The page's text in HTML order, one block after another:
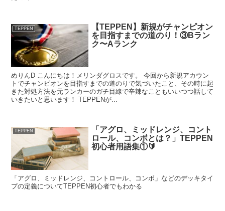
TEPPEN
【TEPPEN】新規がチャンピオン
を目指すまでの道のり！③Bラン
ク〜Aランク
めりんD こんにちは！メリンダグロスです。 今回から新規アカウン
トでチャンピオンを目指すまでの道のりで気づいたこと、その時に起
きた対処方法を元ランカーのガチ目線で辛辣なこともいいつつ話して
いきたいと思います！ TEPPENが...
TEPPEN
「アグロ、ミッドレンジ、コント
ロール、コンボとは？」TEPPEN
初心者用語集①🔰
「アグロ、ミッドレンジ、コントロール、コンボ」などのデッキタイ
プの定義についてTEPPEN初心者でもわかる